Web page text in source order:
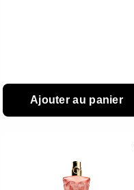
Ajouter au panier